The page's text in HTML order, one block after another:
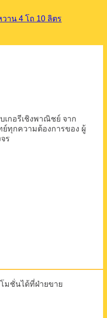
าน 4 โถ 10 ลิตร
เกอรีเชิงพาณิชย์ จาก
ย์ทุกความต้องการของ ผู้
ร
มชั่นได้ที่ฝ่ายขาย